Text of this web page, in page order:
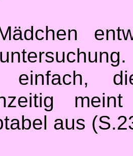
einfach,
aus